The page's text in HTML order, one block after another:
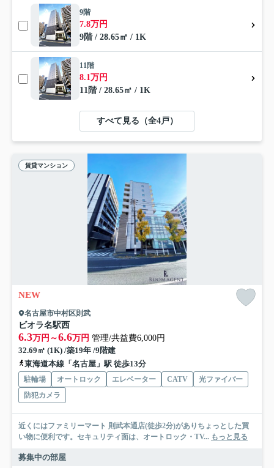
9階
7.8万円
9階 / 28.65㎡ / 1K
11階
8.1万円
11階 / 28.65㎡ / 1K
すべて見る（全4戸）
賃貸マンション
NEW
名古屋市中村区則武
ビオラ名駅西
6.3万円～6.6万円 管理/共益費6,000円
32.69㎡ (1K) /築19年 /9階建
東海道本線「名古屋」駅 徒歩13分
駐輪場 オートロック エレベーター CATV
光ファイバー
防犯カメラ
近くにはファミリーマート 則武本通店(徒歩2分)がありちょっとした買
い物に便利です。セキュリティ面は、オートロック・TV... もっと見る
募集中の部屋